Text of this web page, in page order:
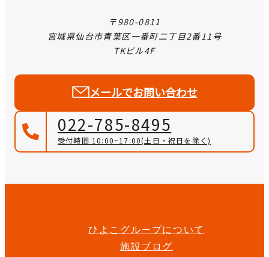
〒980-0811
宮城県仙台市青葉区一番町二丁目2番11号
TKビル4F
メールでお問い合わせ
022-785-8495
受付時間 10:00~17:00(土日・祝日を除く)
ひよこグループについて
施設ブログ